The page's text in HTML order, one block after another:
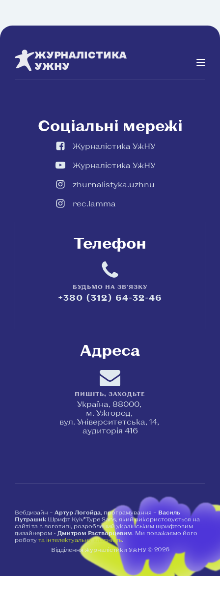
ЖУРНАЛІСТИКА
УЖНУ
Соціальні мережі
Журналістика УжНУ
Журналістика УжНУ
zhurnalistyka.uzhnu
rec.lamma
Телефон
БУДЬМО НА ЗВ'ЯЗКУ
+380 (312) 64-32-46
Адреса
ПИШІТЬ, ЗАХОДЬТЕ
Україна, 88000,
м. Ужгород,
вул. Університетська, 14,
аудиторія 416
Вебдизайн – Артур Логойда, програмування – Василь
Путрашик Шрифт Kyiv*Type Sans, який використовується на
сайті та в логотипі, розроблений українським шрифтовим
дизайнером - Дмитром Растворцевим. Ми поважаємо його
роботу та інтелектуальну власність.
Відділення журналістики УжНУ © 2026